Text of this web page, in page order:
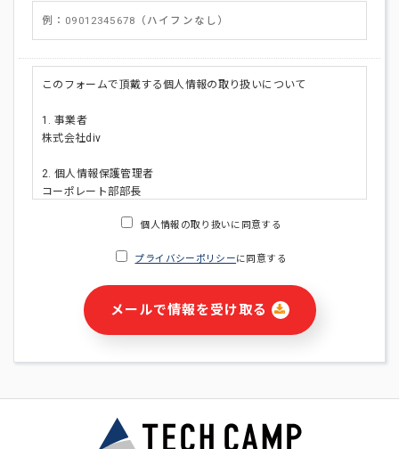
このフォームで頂戴する個人情報の取り扱いについて
1. 事業者
株式会社div
2. 個人情報保護管理者
コーポレート部部長
・ご請求された資料の送付のため
・本サービス及び本サービスに関連する情報(当社及び第三者の
サービス又は商品等の広告配信・宣伝を含みますが、それらに
・個人(法人の場合は担当者)を識別できない形式に加工した統
計情報の作成および利用
個人情報の取り扱いに同意する
プライバシーポリシーに同意する
メールで情報を受け取る